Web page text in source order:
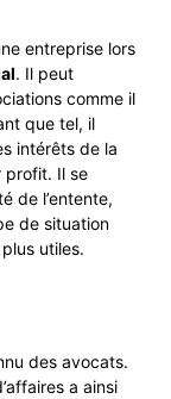
entreprise lors
. Il peut
comme il
que tel, il
intérêts de la
profit. Il se
de l’entente,
de situation
utiles.
des avocats.
a ainsi